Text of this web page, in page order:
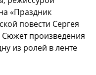
«Праздник
повести Сергея
произведения
из ролей в ленте